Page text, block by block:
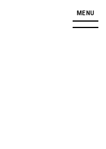
MENU